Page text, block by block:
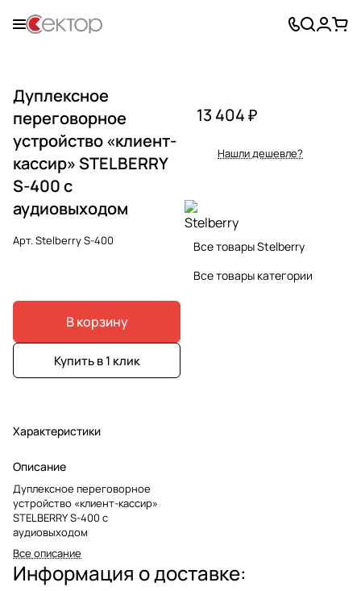
Дуплексное
переговорное
устройство «клиент-
кассир» STELBERRY
S-400 c
аудиовыходом
Арт.Stelberry S-400
В корзину
Купить в 1 клик
Характеристики
Описание
Дуплексное переговорное
устройство «клиент-кассир»
STELBERRY S-400 c
аудиовыходом
Все описание
13 404 ₽
Нашли дешевле?
Все товары Stelberry
Все товары категории
Информация о доставке: